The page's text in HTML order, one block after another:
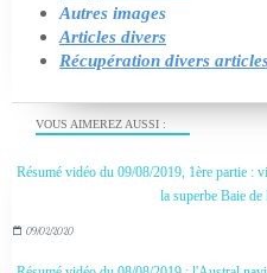
VOUS AIMEREZ AUSSI :
Résumé vidéo du 09/08/2019, 1ère partie :
la superbe Baie
09/02/2020
Autres images
Articles divers
Récupération divers